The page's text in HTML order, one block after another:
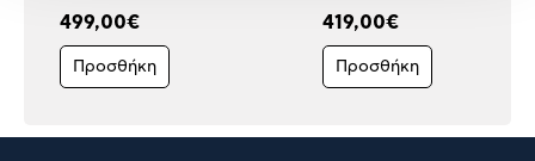
499,00€
Προσθήκη
419,00€
Προσθήκη